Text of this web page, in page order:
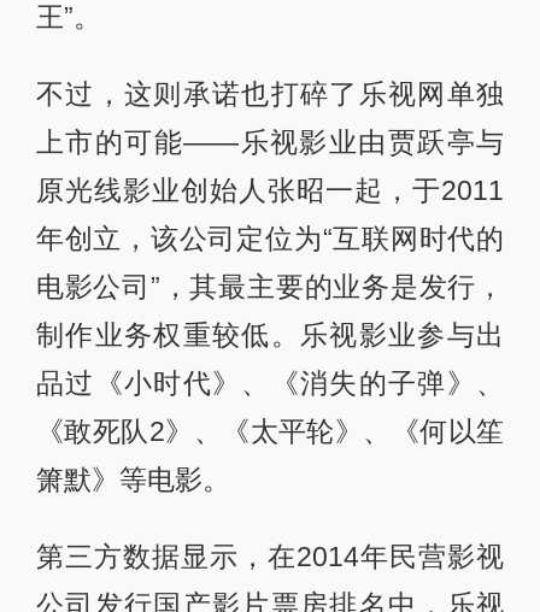
王”。
不过，这则承诺也打碎了乐视网单独
上市的可能——乐视影业由贾跃亭与
原光线影业创始人张昭一起，于2011
年创立，该公司定位为“互联网时代的
电影公司”，其最主要的业务是发行，
制作业务权重较低。乐视影业参与出
品过《小时代》、《消失的子弹》、
《敢死队2》、《太平轮》、《何以笙
箫默》等电影。
第三方数据显示，在2014年民营影视
公司发行国产影片票房排名中，乐视